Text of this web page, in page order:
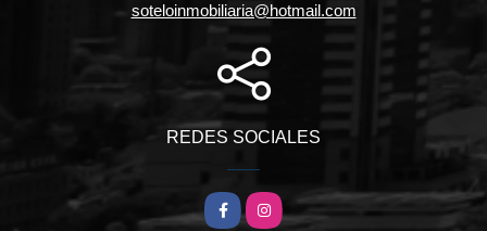
soteloinmobiliaria@hotmail.com
REDES SOCIALES
FacebookInstagram